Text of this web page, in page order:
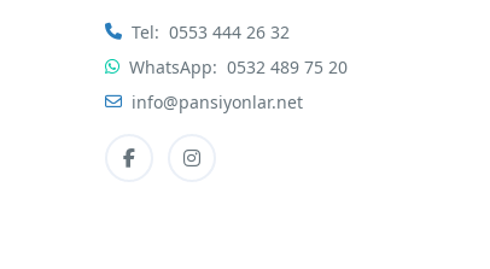
Tel: 0553 444 26 32
WhatsApp: 0532 489 75 20
info@pansiyonlar.net